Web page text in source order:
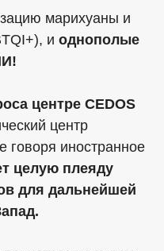
марихуаны и
и однополые
центре CEDOS
центр
говоря иностранное
целую плеяду
для дальнейшей